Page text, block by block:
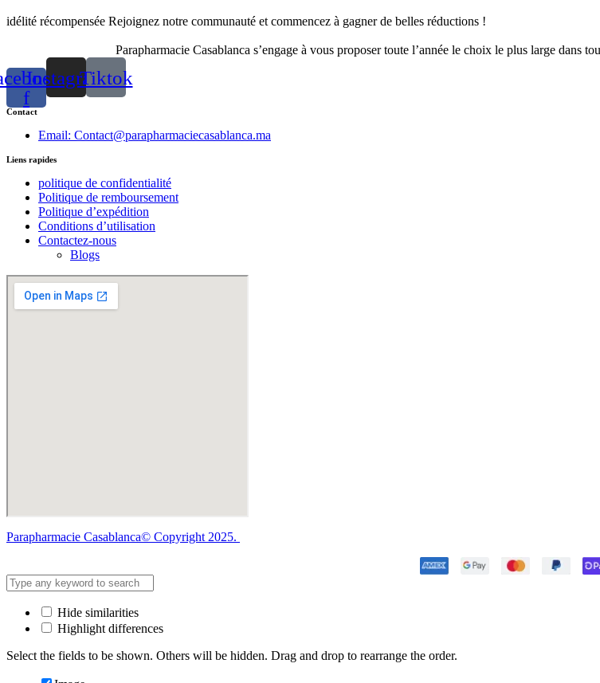
idélité récompensée Rejoignez notre communauté et commencez à gagner de belles réductions !
Parapharmacie Casablanca s’engage à vous proposer toute l’année le choix le plus large dans
f
InstagramTiktok
Contact
Email: Contact@parapharmaciecasablanca.ma
Liens rapides
politique de confidentialité
Politique de remboursement
Politique d’expédition
Conditions d’utilisation
Contactez-nous
Blogs
Parapharmacie Casablanca© Copyright 2025.
Hide similarities
Highlight differences
Select the fields to be shown. Others will be hidden. Drag and drop to rearrange the order.